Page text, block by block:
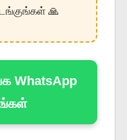
🙏
WhatsApp